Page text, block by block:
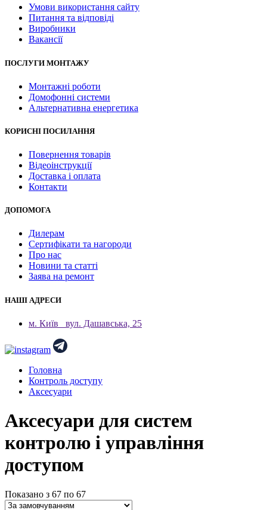
Умови використання сайту
Питання та відповіді
Виробники
Вакансії
ПОСЛУГИ МОНТАЖУ
Монтажні роботи
Домофонні системи
Альтернативна енергетика
КОРИСНІ ПОСИЛАННЯ
Повернення товарів
Відеоінструкції
Доставка і оплата
Контакти
ДОПОМОГА
Дилерам
Сертифікати та нагороди
Про нас
Новини та статті
Заява на ремонт
НАШІ АДРЕСИ
м. Київ вул. Дашавська, 25
Головна
Контроль доступу
Аксесуари
Аксесуари для систем
контролю і управління
доступом
Показано з 67 по 67